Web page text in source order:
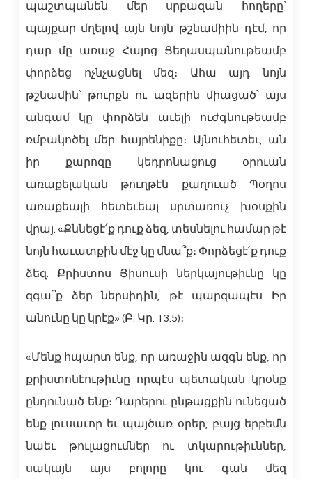
պաշտպանեն մեր սրբազան հողերը՝
պայքար մղելով այն նոյն թշնամիին դէմ, որ
դար մը առաջ Հայոց Ցեղասպանութեամբ
փորձեց ոչնչացնել մեզ։ Ահա այդ նոյն
թշնամին՝ թուրքն ու ազերին միացած՝ այս
անգամ կը փորձեն աւելի ուժգնութեամբ
ռմբակոծել մեր հայրենիքը։ Այնուհետեւ, ան
իր քարոզը կեդրոնացուց օրուան
առաքելական թուղթէն քաղուած Պօղոս
առաքեալի հետեւեալ սրտառուչ խօսքին
վրայ. «Քննեցէ՛ք դուք ձեզ, տեսնելու համար թէ
նոյն հաւատքին մէջ կը մնա՞ք։ Փորձեցէ՛ք դուք
ձեզ. Քրիստոս Յիսուսի ներկայութիւնը կը
զգա՞ք ձեր ներսիդին, թէ պարզապէս Իր
անունը կը կրէք» (Բ. Կր. 13.5)։
«Մենք հպարտ ենք, որ առաջին ազգն ենք, որ
քրիստոնէութիւնը որպէս պետական կրօնք
ընդունած ենք։ Դարերու ընթացքին ունեցած
ենք լուսաւոր եւ պայծառ օրեր, բայց երբեմն
նաեւ թուլացումներ ու տկարութիւններ,
սակայն այս բոլորը կու գան մեզ